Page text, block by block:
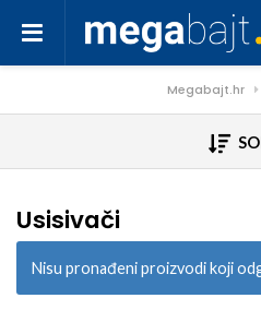
Megabajt.hr
Usisivači
Nisu pronađeni proizvodi koji